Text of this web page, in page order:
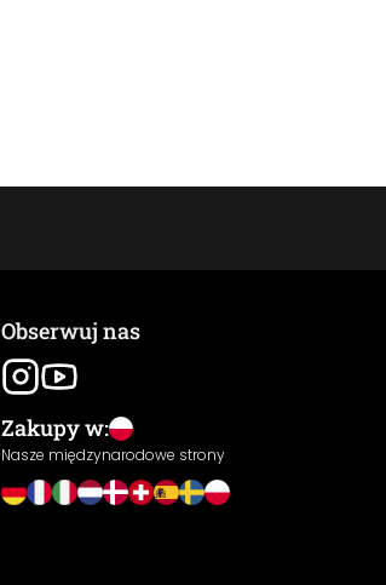
Obserwuj nas
Zakupy w:
Nasze międzynarodowe strony